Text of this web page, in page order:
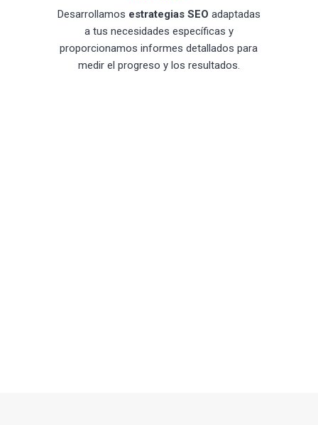
Desarrollamos estrategias SEO adaptadas
a tus necesidades específicas y
proporcionamos informes detallados para
medir el progreso y los resultados.